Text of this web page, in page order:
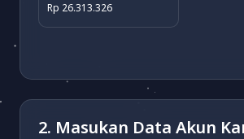
Rp 26.313.326
2. Masukan Data Akun